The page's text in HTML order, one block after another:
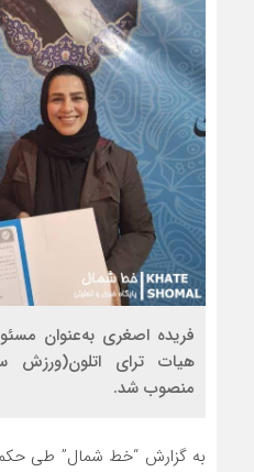
فریده اصغری به‌عنوان
هیات ترای اتلون(ورزش
منصوب شد.
به گزارش “خط شمال” طی